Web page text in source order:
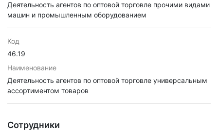
Деятельность агентов по оптовой торговле прочими видами
машин и промышленным оборудованием
Код
46.19
Наименование
Деятельность агентов по оптовой торговле универсальным
ассортиментом товаров
Сотрудники